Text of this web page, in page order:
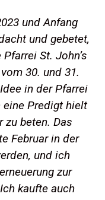
und Anfang
und gebetet,
St. John’s
30. und 31.
in der Pfarrei
eine Predigt hielt
zu beten. Das
Februar in der
und ich
zur
kaufte auch